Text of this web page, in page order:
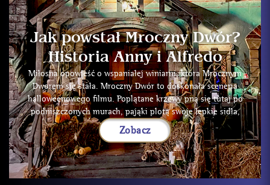
Jak powstał Mroczny Dwór?
Historia Anny i Alfredo
Miłosna opowieść o wspaniałej winiarni, która Mrocznym
Dworem się stała. Mroczny Dwór to doskonała sceneria
halloweenowego filmu. Poplątane krzewy pną się tutaj po
podniszczonych murach, pająki plotą swoje lepkie sidła,
Zobacz